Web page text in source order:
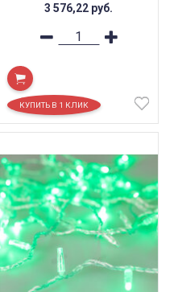
3 576,22 руб.